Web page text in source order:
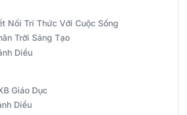
Nối Tri Thức Với Cuộc Sống
Trời Sáng Tạo
Diều
Giáo Dục
Diều